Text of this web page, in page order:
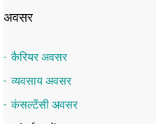
अवसर
कैरियर अवसर
व्यवसाय अवसर
कंसल्टेंसी अवसर